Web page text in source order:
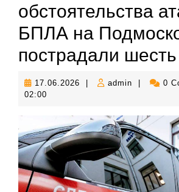
обстоятельства
БПЛА на
пострадали
17.06.2026 17.06.2026
admin admin 0
02:00